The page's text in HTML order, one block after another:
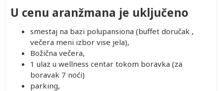
U cenu aranžmana je uključeno
smestaj na bazi polupansiona (buffet doručak ,
večera meni izbor vise jela),
Božična večera,
1 ulaz u wellness centar tokom boravka (za
boravak 7 noći)
parking,